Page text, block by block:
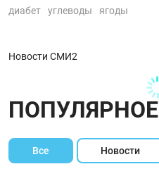
диабет углеводы ягоды
Новости СМИ2
ПОПУЛЯРНОЕ
Все Новости